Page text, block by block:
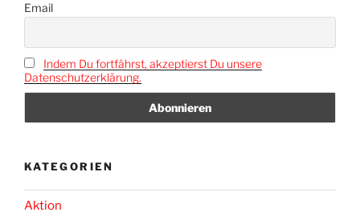
Email
Indem Du fortfährst, akzeptierst Du unsere
Datenschutzerklärung.
KATEGORIEN
Aktion